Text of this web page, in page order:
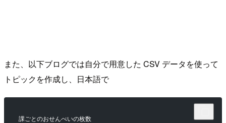
また、以下ブログでは自分で用意した CSV データを使って
トピックを作成し、日本語で
課ごとのおせんべいの枚数